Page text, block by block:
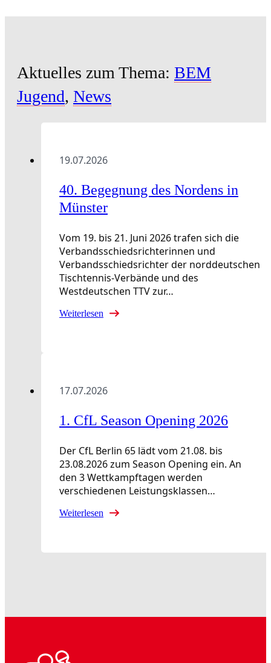
Aktuelles zum Thema: BEM
Jugend, News
19.07.2026
40. Begegnung des Nordens in
Münster
Vom 19. bis 21. Juni 2026 trafen sich die
Verbandsschiedsrichterinnen und
Verbandsschiedsrichter der norddeutschen
Tischtennis-Verbände und des
Westdeutschen TTV zur…
Weiterlesen
17.07.2026
1. CfL Season Opening 2026
Der CfL Berlin 65 lädt vom 21.08. bis
23.08.2026 zum Season Opening ein. An
den 3 Wettkampftagen werden
verschiedenen Leistungsklassen…
Weiterlesen